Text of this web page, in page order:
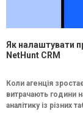
Як налаштувати
NetHunt CRM
Коли агенція
витрачають години
аналітику із різних